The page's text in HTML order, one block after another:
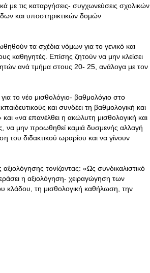
με τις καταργήσεις- συγχωνεύσεις σχολικών
και υποστηρικτικών δομών
τα σχέδια νόμων για το γενικό και
καθηγητές. Επίσης ζητούν να μην κλείσει
ανά τμήμα στους 20- 25, ανάλογα με τον
για το νέο μισθολόγιο- βαθμολόγιο στο
και συνδέει τη βαθμολογική και
«να επανέλθει η ακώλυτη μισθολογική και
να μην προωθηθεί καμιά δυσμενής αλλαγή
του διδακτικού ωραρίου και να γίνουν
τονίζοντας: «Ως συνδικαλιστικό
η αξιολόγηση- χειραγώγηση των
κλάδου, τη μισθολογική καθήλωση, την